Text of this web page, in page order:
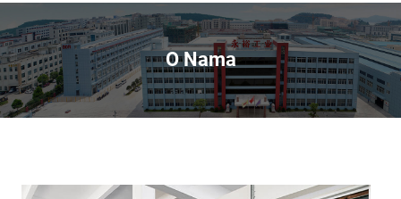
O Nama